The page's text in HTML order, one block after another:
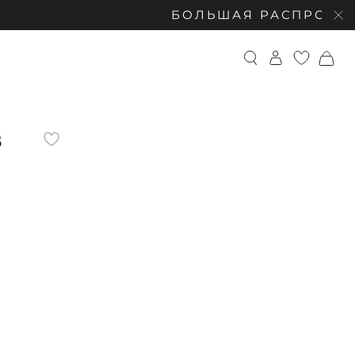
БОЛЬШАЯ РАСПРОДАЖА: